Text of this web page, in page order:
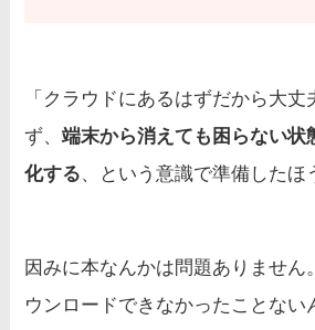
「クラウドにあるはずだから大丈
ず、端末から消えても困らない状
化する、という意識で準備したほ
因みに本なんかは問題ありません
ウンロードできなかったことない